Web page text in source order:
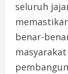
seluruh
benar-